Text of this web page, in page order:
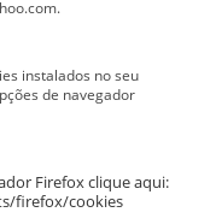
instalados no seu
de navegador
Firefox clique aqui:
firefox/cookies